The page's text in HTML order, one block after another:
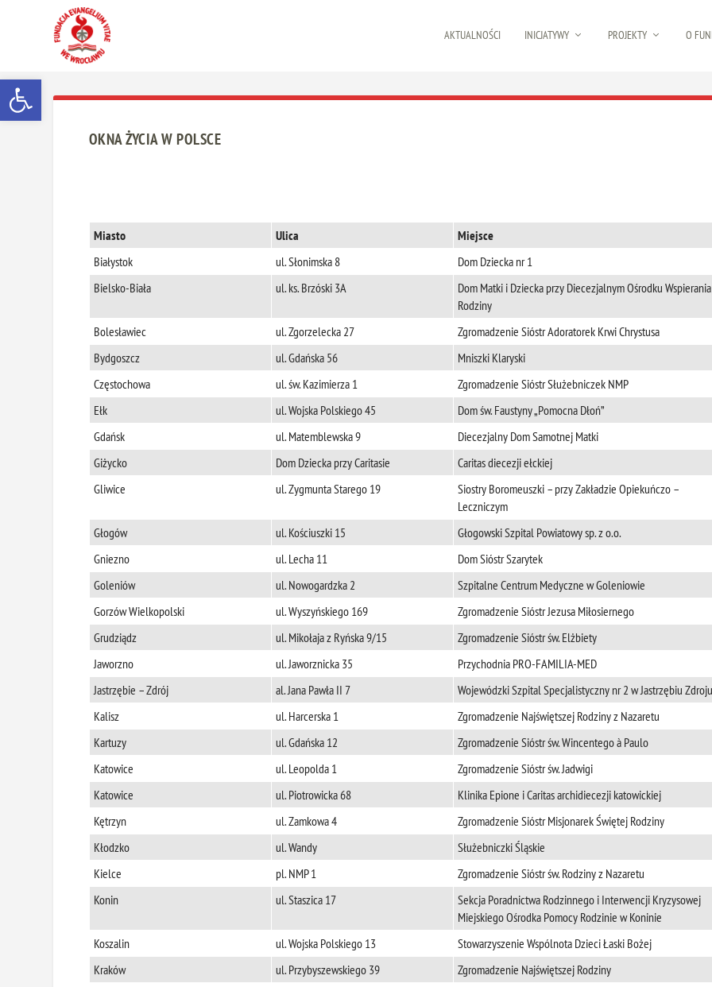
Otwórz pasek narzędzi
AKTUALNOŚCI INICJATYWY PROJEKTY O
OKNA ŻYCIA W POLSCE
Miasto Ulica
Miejsce
Białystok
ul. Słonimska 8
Dom Dziecka nr 1
Bielsko-Biała
ul. ks. Brzóski 3A
Dom Matki i Dziecka przy Diecezjalnym Ośrodku Wspierania
Rodziny
Bolesławiec
ul. Zgorzelecka 27
Zgromadzenie Sióstr Adoratorek Krwi Chrystusa
Bydgoszcz
ul. Gdańska 56
Mniszki Klaryski
Częstochowa
ul. św. Kazimierza 1
Zgromadzenie Sióstr Służebniczek NMP
Ełk
ul. Wojska Polskiego 45
Dom św. Faustyny „Pomocna Dłoń”
Gdańsk
ul. Matemblewska 9
Diecezjalny Dom Samotnej Matki
Giżycko
Dom Dziecka przy Caritasie
Caritas diecezji ełckiej
Gliwice
ul. Zygmunta Starego 19
Siostry Boromeuszki – przy Zakładzie Opiekuńczo –
Leczniczym
Głogów
ul. Kościuszki 15
Głogowski Szpital Powiatowy sp. z o.o.
Gniezno
ul. Lecha 11
Dom Sióstr Szarytek
Goleniów
ul. Nowogardzka 2
Szpitalne Centrum Medyczne w Goleniowie
Gorzów Wielkopolski
ul. Wyszyńskiego 169
Zgromadzenie Sióstr Jezusa Miłosiernego
Grudziądz
ul. Mikołaja z Ryńska 9/15
Zgromadzenie Sióstr św. Elżbiety
Jaworzno
ul. Jaworznicka 35
Przychodnia PRO-FAMILIA-MED
Jastrzębie – Zdrój
al. Jana Pawła II 7
Wojewódzki Szpital Specjalistyczny nr 2 w Jastrzębiu Zdroju
Kalisz
ul. Harcerska 1
Zgromadzenie Najświętszej Rodziny z Nazaretu
Kartuzy
ul. Gdańska 12
Zgromadzenie Sióstr św. Wincentego à Paulo
Katowice
ul. Leopolda 1
Zgromadzenie Sióstr św. Jadwigi
Katowice
ul. Piotrowicka 68
Klinika Epione i Caritas archidiecezji katowickiej
Kętrzyn
ul. Zamkowa 4
Zgromadzenie Sióstr Misjonarek Świętej Rodziny
Kłodzko
ul. Wandy
Służebniczki Śląskie
Kielce
pl. NMP 1
Zgromadzenie Sióstr św. Rodziny z Nazaretu
Konin
ul. Staszica 17
Sekcja Poradnictwa Rodzinnego i Interwencji Kryzysowej
Miejskiego Ośrodka Pomocy Rodzinie w Koninie
Koszalin
ul. Wojska Polskiego 13
Stowarzyszenie Wspólnota Dzieci Łaski Bożej
Kraków
ul. Przybyszewskiego 39
Zgromadzenie Najświętszej Rodziny